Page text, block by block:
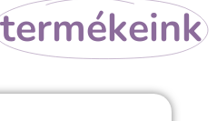
termékeink